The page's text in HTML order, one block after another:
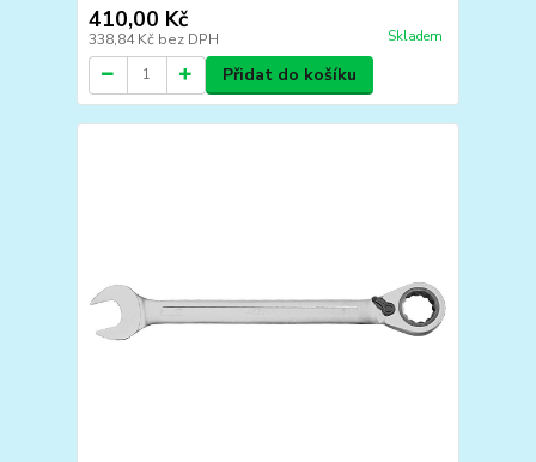
410,00 Kč
338,84 Kč bez DPH Skladem
Přidat do košíku